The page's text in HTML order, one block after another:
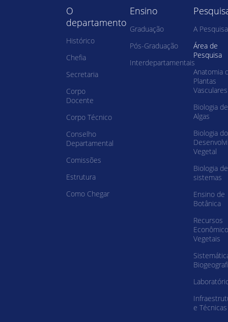
O
departamento
Histórico
Chefia
Secretaria
Corpo
Docente
Corpo Técnico
Conselho
Departamental
Comissões
Estrutura
Como Chegar
Ensino
Graduação
Pós-Graduação
Interdepartamentais
A Pesquisa
Área de
Pesquisa
Anatomia
Plantas
Vasculares
Biologia de
Algas
Biologia do
Vegetal
Biologia de
sistemas
Ensino de
Botânica
Recursos
Vegetais
e Técnicas